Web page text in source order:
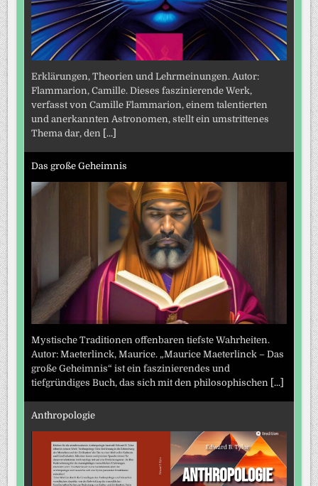
Erklärungen, Theorien und Lehrmeinungen. Autor:
Flammarion, Camille. Dieses faszinierende Werk,
verfasst von Camille Flammarion, einem talentierten
und anerkannten Astronomen, stellt ein umstrittenes
Thema dar, den
[...]
Das große Geheimnis
Mystische Traditionen offenbaren tiefste Wahrheiten.
Autor: Maeterlinck, Maurice. „Maurice Maeterlinck – Das
große Geheimnis“ ist ein faszinierendes und
tiefgründiges Buch, das sich mit den philosophischen
[...]
Anthropologie